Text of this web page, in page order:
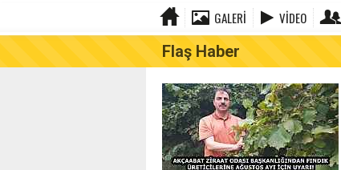
GALERI VIDEO
Flaş Haber
AKÇAABAT ZİRAAT